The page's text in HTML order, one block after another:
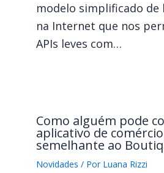
modelo simplificado de
na Internet que nos
APIs leves com…
Como alguém pode
aplicativo de
semelhante ao
Novidades / Por Luana Rizzi